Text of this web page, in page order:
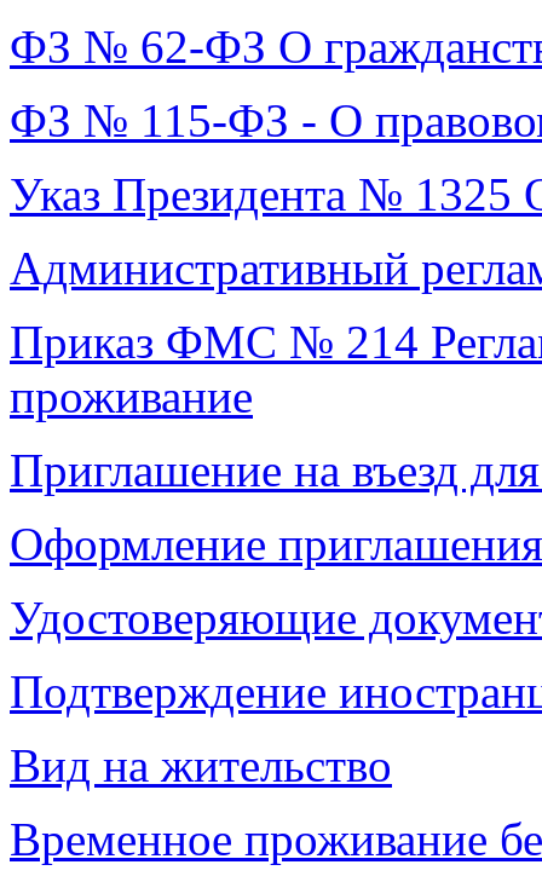
ФЗ № 62-ФЗ О
ФЗ № 115-ФЗ - О
Указ Президента № 1325
Административный
Приказ ФМС № 214
проживание
Приглашение на въезд
Оформление приглашения
Удостоверяющие
Подтверждение
Вид на жительство
Временное проживание